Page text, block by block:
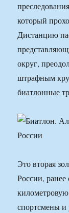
который
Дистанцию
округ,
штрафным
биатлонные
Это вторая
России,
километровую
спортсмены